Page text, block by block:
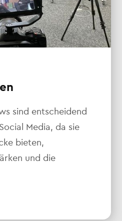
sind entscheidend
Media, da sie
bieten,
und die